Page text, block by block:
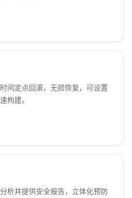
间定点回滚，无损恢复，可设置
构建。
析并提供安全报告，立体化预防